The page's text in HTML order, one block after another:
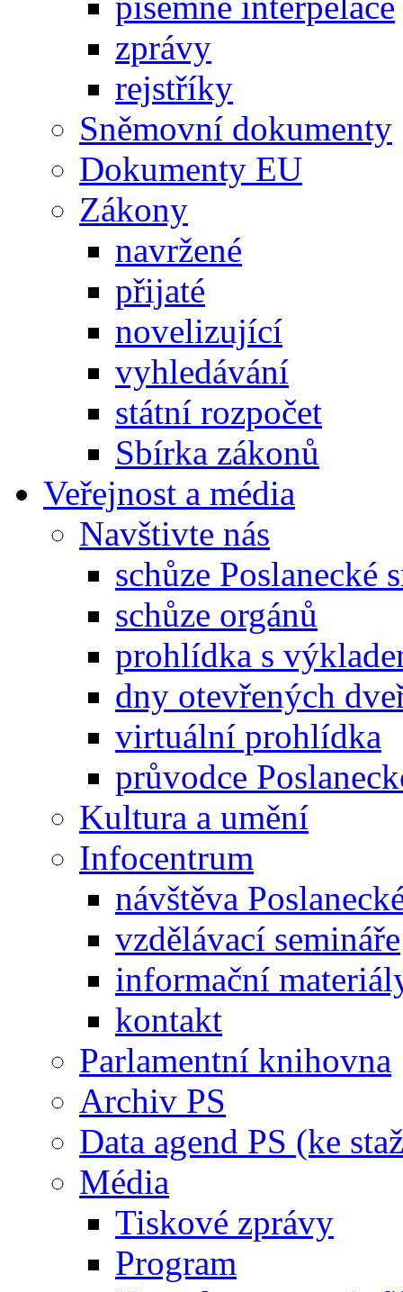
zprávy
rejstříky
Sněmovní dokumenty
Dokumenty EU
Zákony
navržené
přijaté
novelizující
vyhledávání
státní rozpočet
Sbírka zákonů
Veřejnost a média
Navštivte nás
schůze Poslanecké
schůze orgánů
prohlídka s
dny otevřených
virtuální prohlídka
průvodce
Kultura a umění
Infocentrum
návštěva
vzdělávací semináře
informační
kontakt
Parlamentní knihovna
Archiv PS
Data agend PS (ke
Média
Tiskové zprávy
Program